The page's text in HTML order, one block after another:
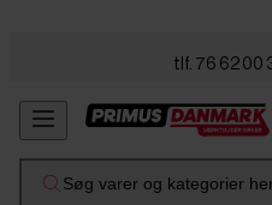
tlf. 76 62 00
Søg varer og kategorier her